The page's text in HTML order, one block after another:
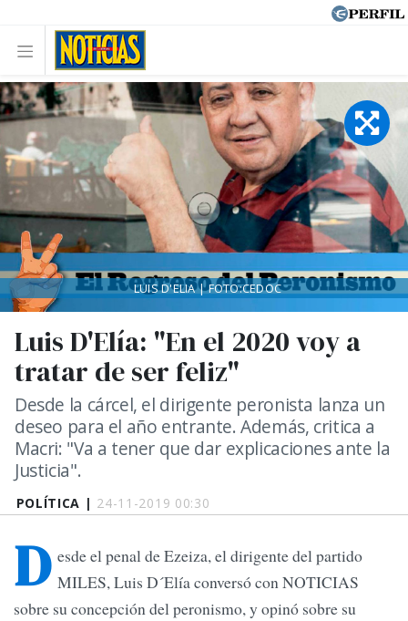
POLÍTICA | 24-11-2019 00:30
Luis D'Elía: "En el 2020 voy a
tratar de ser feliz"
Desde la cárcel, el dirigente peronista lanza un
deseo para el año entrante. Además, critica a
Macri: "Va a tener que dar explicaciones ante la
Justicia".
LUIS D'ELIA | FOTO:CEDOC
D esde el penal de Ezeiza, el dirigente del partido
MILES, Luis D´Elía conversó con NOTICIAS
sobre su concepción del peronismo, y opinó sobre su